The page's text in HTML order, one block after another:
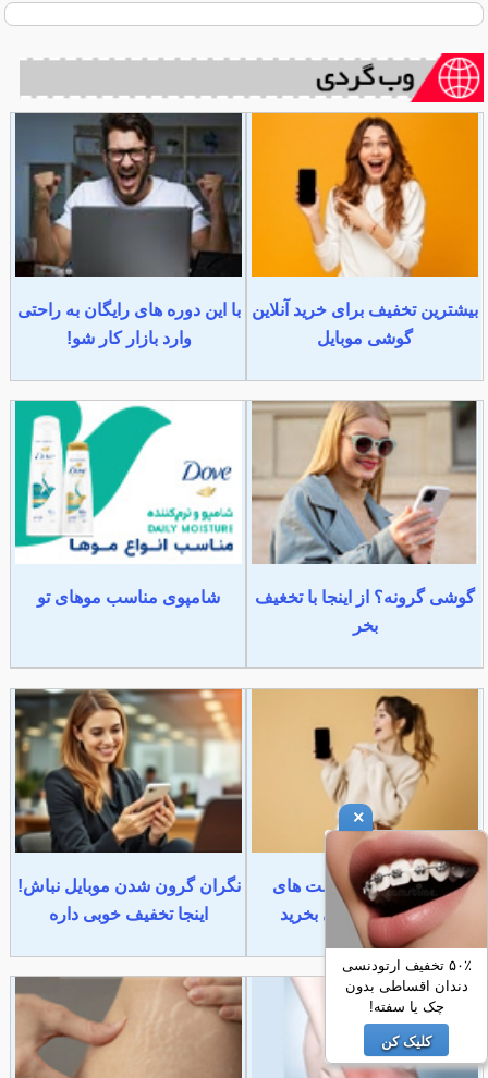
بیشترین تخفیف برای خرید آنلاین
گوشی موبایل
با این دوره های رایگان به راحتی
وارد بازار کار شو!
گوشی گرونه؟ از اینجا با تخغیف
بخر
شامپوی مناسب موهای تو
تو این شرایط با قیمت های
باورنکردنی گوشی بخرید
نگران گرون شدن موبایل نباش!
اینجا تخفیف خوبی داره
×
۵۰٪ تخفیف ارتودنسی
دندان اقساطی بدون
چک یا سفته!
کلیک کن